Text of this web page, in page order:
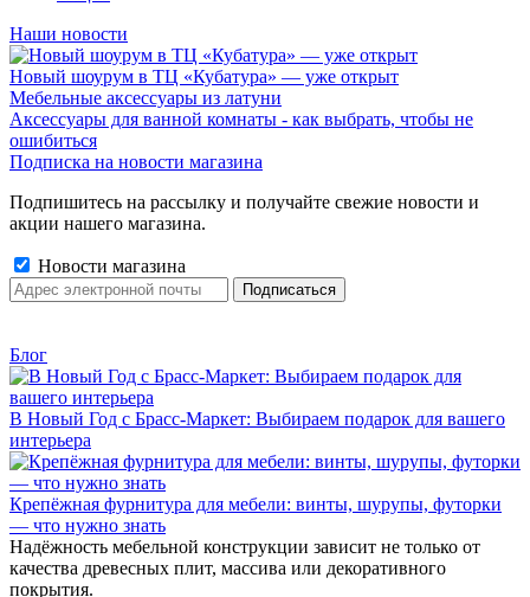
Наши новости
Новый шоурум в ТЦ «Кубатура» — уже открыт
Мебельные аксессуары из латуни
Аксессуары для ванной комнаты - как выбрать, чтобы не
ошибиться
Подписка на новости магазина
Подпишитесь на рассылку и получайте свежие новости и
акции нашего магазина.
Новости магазина
Блог
В Новый Год с Брасс-Маркет: Выбираем подарок для вашего
интерьера
Крепёжная фурнитура для мебели: винты, шурупы, футорки
— что нужно знать
Надёжность мебельной конструкции зависит не только от
качества древесных плит, массива или декоративного
покрытия.